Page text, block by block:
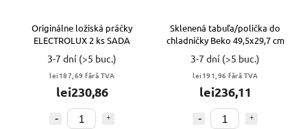
Originálne ložiská práčky
ELECTROLUX 2 ks SADA
3-7 dní (>5 buc.)
lei187,69 fără TVA
lei230,86
Sklenená tabuľa/polička do
chladničky Beko 49,5x29,7 cm
3-7 dní (>5 buc.)
lei191,96 fără TVA
lei236,11